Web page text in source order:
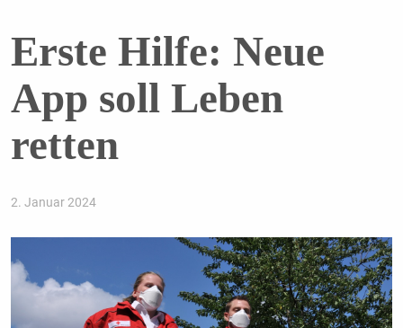
Erste Hilfe: Neue
App soll Leben
retten
2. Januar 2024